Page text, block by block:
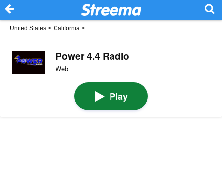
United States > California >
Power 4.4 Radio
Web
Play